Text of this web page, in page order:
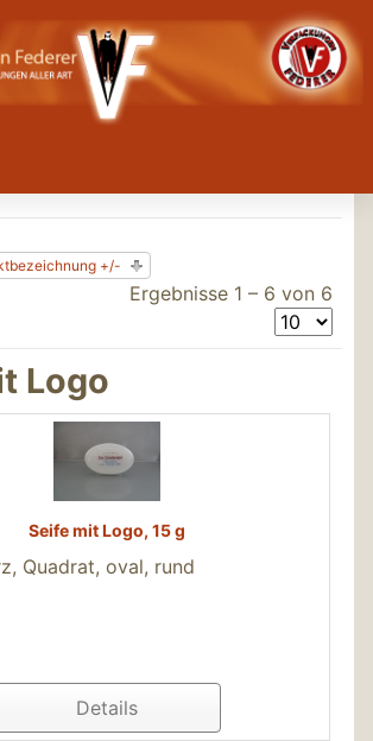
+/-
Ergebnisse 1 – 6 von 6
Logo
Seife mit Logo, 15 g
Quadrat, oval, rund
Details